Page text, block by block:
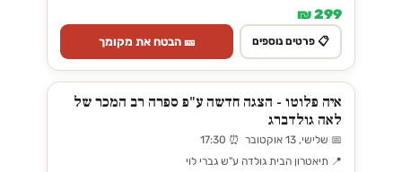
299 ₪
📋 פרטים נוספים 🎫 הבטח את מקומך
איה פלוטו - הצגה חדשה ע"פ ספרה רב המכר של
לאה גולדברג
📅 שלישי, 13 אוקטובר ⏰ 17:30
📍 תיאטרון הבית גולדה ע"ש גברי לוי